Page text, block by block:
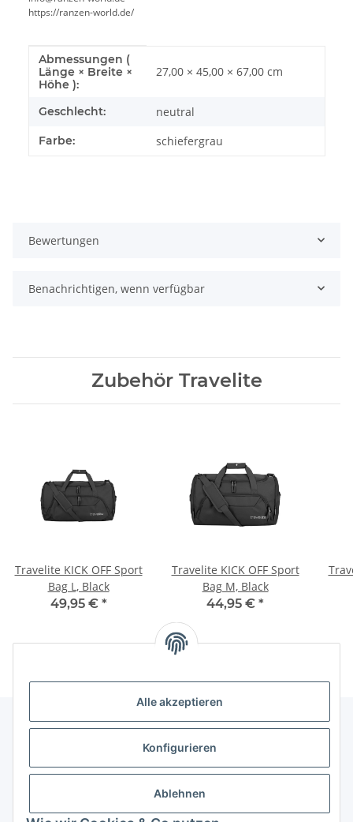
Alle akzeptieren
Konfigurieren
Ablehnen
https://ranzen-world.de/
Produkteigenschaft
Wert
Abmessungen (
Länge × Breite ×
Höhe ):
27,00 × 45,00 × 67,00 cm
Geschlecht: neutral
Farbe: schiefergrau
Bewertungen
Benachrichtigen, wenn verfügbar
Zubehör Travelite
Travelite KICK OFF Sport
Bag L, Black
49,95 € *
Travelite KICK OFF Sport
Bag M, Black
44,95 € *
Gesetzliche Informationen